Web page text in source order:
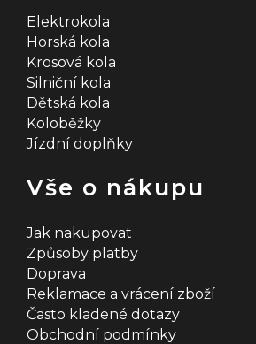
Elektrokola
Horská kola
Krosová kola
Silniční kola
Dětská kola
Koloběžky
Jízdní doplňky
Vše o nákupu
Jak nakupovat
Způsoby platby
Doprava
Reklamace a vrácení zboží
Často kladené dotazy
Obchodní podmínky